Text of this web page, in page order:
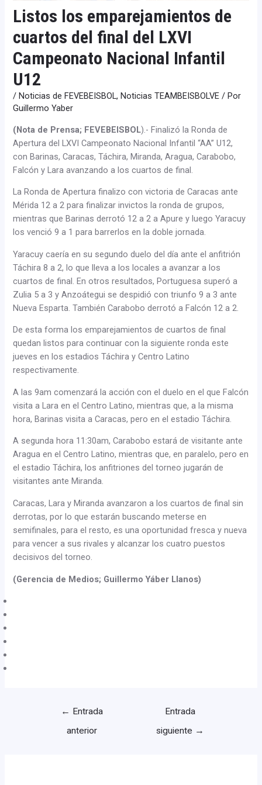
Listos los emparejamientos de
cuartos del final del LXVI
Campeonato Nacional Infantil
U12
/Noticias de FEVEBEISBOL,Noticias TEAMBEISBOLVE / Por
Guillermo Yaber
(Nota de Prensa; FEVEBEISBOL).- Finalizó la Ronda de
Apertura del LXVI Campeonato Nacional Infantil “AA” U12,
con Barinas, Caracas, Táchira, Miranda, Aragua, Carabobo,
Falcón y Lara avanzando a los cuartos de final.
La Ronda de Apertura finalizo con victoria de Caracas ante
Mérida 12 a 2 para finalizar invictos la ronda de grupos,
mientras que Barinas derrotó 12 a 2 a Apure y luego Yaracuy
los venció 9 a 1 para barrerlos en la doble jornada.
Yaracuy caería en su segundo duelo del día ante el anfitrión
Táchira 8 a 2, lo que lleva a los locales a avanzar a los
cuartos de final. En otros resultados, Portuguesa superó a
Zulia 5 a 3 y Anzoátegui se despidió con triunfo 9 a 3 ante
Nueva Esparta. También Carabobo derrotó a Falcón 12 a 2.
De esta forma los emparejamientos de cuartos de final
quedan listos para continuar con la siguiente ronda este
jueves en los estadios Táchira y Centro Latino
respectivamente.
A las 9am comenzará la acción con el duelo en el que Falcón
visita a Lara en el Centro Latino, mientras que, a la misma
hora, Barinas visita a Caracas, pero en el estadio Táchira.
A segunda hora 11:30am, Carabobo estará de visitante ante
Aragua en el Centro Latino, mientras que, en paralelo, pero en
el estadio Táchira, los anfitriones del torneo jugarán de
visitantes ante Miranda.
Caracas, Lara y Miranda avanzaron a los cuartos de final sin
derrotas, por lo que estarán buscando meterse en
semifinales, para el resto, es una oportunidad fresca y nueva
para vencer a sus rivales y alcanzar los cuatro puestos
decisivos del torneo.
(Gerencia de Medios; Guillermo Yáber Llanos)
← Entrada
anterior
Entrada
siguiente →